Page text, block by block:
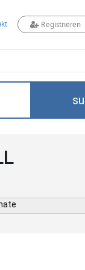
Registrieren